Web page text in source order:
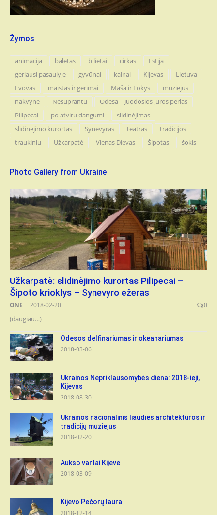
Žymos
animacija baletas bilietai cirkas
Estija
geriausi pasaulyje
gyvūnai kalnai Kijevas
Lietuva
Lvovas
maistas ir gėrimai Maša ir Lokys
muziejus
nakvynė
Nesuprantu
Odesa – Juodosios jūros perlas
Pilipecai
po atviru dangumi
slidinėjimas
slidinėjimo kurortas
Synevyras teatras
tradicijos
traukiniu
Užkarpatė Vienas Dievas Šipotas šokis
Photo Gallery from Ukraine
Užkarpatė: slidinėjimo kurortas Pilipecai –
Šipoto krioklys – Synevyro ežeras
ONE 2018-02-20 0
(daugiau…)
Odesos delfinariumas ir okeanariumas
2018-03-06
Ukrainos Nepriklausomybės diena: 2018-ieji,
Kijevas
2018-08-30
Ukrainos nacionalinis liaudies architektūros ir
tradicijų muziejus
2018-02-20
Aukso vartai Kijeve
2018-03-09
Kijevo Pečorų laura
2018-12-14